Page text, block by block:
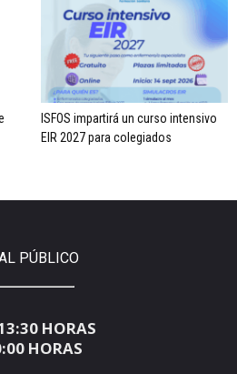
ISFOS impartirá un curso intensivo
EIR 2027 para colegiados
PÚBLICO
HORAS
HORAS